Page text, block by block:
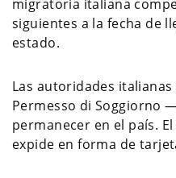
migratoria italiana
siguientes a la fecha de
estado.
Las autoridades
Permesso di Soggiorno
permanecer en el país.
expide en forma de